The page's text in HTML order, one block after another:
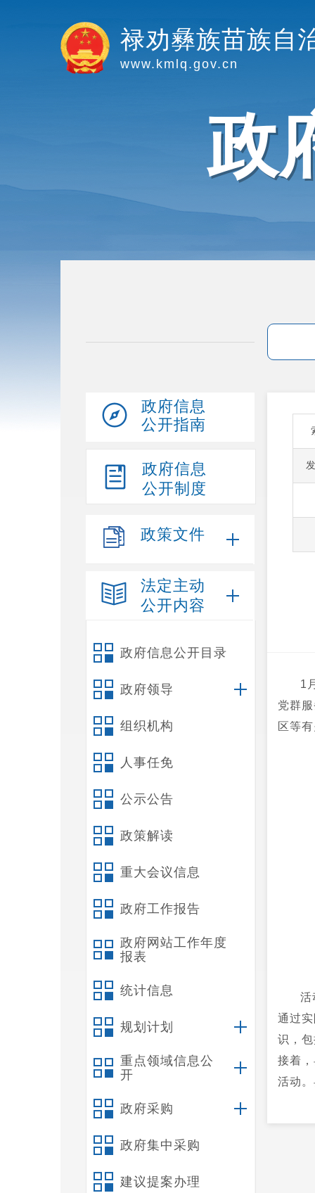
禄劝彝族苗族自
www.kmlq.gov.cn
政
政府信息
公开指南
政府信息
公开制度
政策文件
法定主动
公开内容
政府信息公开目录
政府领导
组织机构
人事任免
公示公告
政策解读
重大会议信息
政府工作报告
政府网站工作年度
报表
统计信息
规划计划
重点领域信息公
开
政府采购
政府集中采购
建议提案办理
1
党群
区等
活
通过
识，
接着
活动
包含